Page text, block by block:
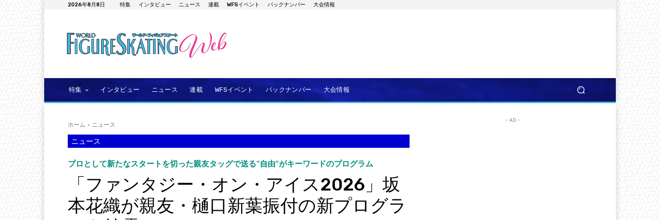
2026年8月8日 特集 インタビュー ニュース 連載 WFSイベント バックナンバー 大会情報
特集 インタビュー ニュース 連載 WFSイベント バックナンバー 大会情報
ホーム ニュース
ニュース
プロとして新たなスタートを切った親友タッグで送る‟自由”がキーワードのプログラム
「ファンタジー・オン・アイス2026」坂
本花織が親友・樋口新葉振付の新プログラ
- AD -